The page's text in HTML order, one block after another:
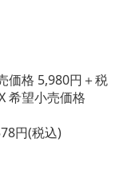
価格 5,980円＋税
望小売価格
円(税込)